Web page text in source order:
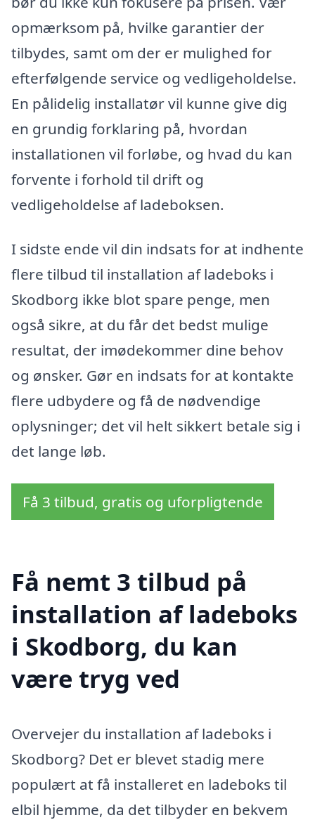
opmærksom på, hvilke garantier der
tilbydes, samt om der er mulighed for
efterfølgende service og vedligeholdelse.
En pålidelig installatør vil kunne give dig
en grundig forklaring på, hvordan
installationen vil forløbe, og hvad du kan
forvente i forhold til drift og
vedligeholdelse af ladeboksen.
I sidste ende vil din indsats for at indhente
flere tilbud til installation af ladeboks i
Skodborg ikke blot spare penge, men
også sikre, at du får det bedst mulige
resultat, der imødekommer dine behov
og ønsker. Gør en indsats for at kontakte
flere udbydere og få de nødvendige
oplysninger; det vil helt sikkert betale sig i
det lange løb.
Få 3 tilbud, gratis og uforpligtende
Få nemt 3 tilbud på
installation af ladeboks
i Skodborg, du kan
være tryg ved
Overvejer du installation af ladeboks i
Skodborg? Det er blevet stadig mere
populært at få installeret en ladeboks til
elbil hjemme, da det tilbyder en bekvem